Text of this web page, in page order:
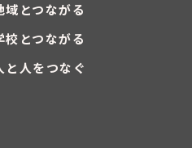
域とつながる
校とつながる
と人をつなぐ